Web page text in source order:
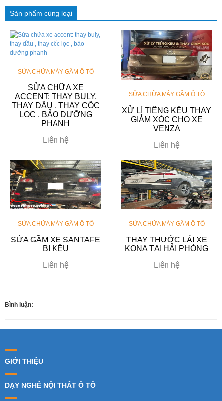
Sản phẩm cùng loại
SỬA CHỮA MÁY GẦM Ô TÔ
SỬA CHỮA XE
ACCENT: THAY BULY,
THAY DẦU , THAY CỐC
LỌC , BẢO DƯỠNG
PHANH
Liên hệ
SỬA CHỮA MÁY GẦM Ô TÔ
XỬ LÍ TIẾNG KÊU THAY
GIẢM XÓC CHO XE
VENZA
Liên hệ
SỬA CHỮA MÁY GẦM Ô TÔ
SỬA GẦM XE SANTAFE
BỊ KÊU
Liên hệ
SỬA CHỮA MÁY GẦM Ô TÔ
THAY THƯỚC LÁI XE
KONA TẠI HẢI PHÒNG
Liên hệ
Bình luận:
GIỚI THIỆU
DẠY NGHỀ NỘI THẤT Ô TÔ